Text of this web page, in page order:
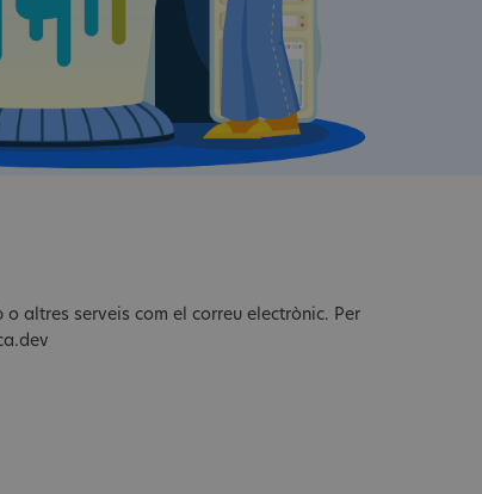
altres serveis com el correu electrònic. Per